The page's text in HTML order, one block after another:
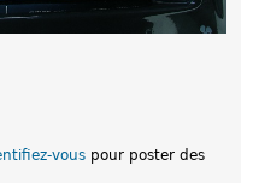
vous pour poster des